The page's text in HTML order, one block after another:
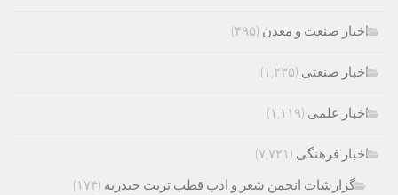
اخبار صنعت و معدن (۴۹۵)
اخبار صنعتی (۱,۲۳۵)
اخبار علمی (۱,۱۱۹)
اخبار فرهنگی (۷,۷۲۱)
گزارشات انجمن شعر و ادب قطب تربت حیدریه (۱۷۴)